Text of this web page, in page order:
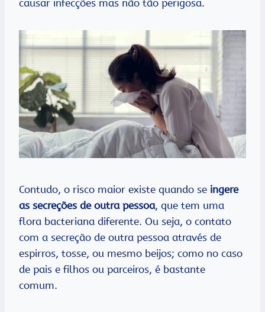
causar infecções mas não tão perigosa.
Contudo, o risco maior existe quando se ingere
as secreções de outra pessoa, que tem uma
flora bacteriana diferente. Ou seja, o contato
com a secreção de outra pessoa através de
espirros, tosse, ou mesmo beijos; como no caso
de pais e filhos ou parceiros, é bastante
comum.